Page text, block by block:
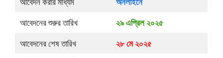
আবেদনের শুরুর তারিখ
২৯ এপ্রিল ২০২৫
আবেদনের শেষ তারিখ
২৮ মে ২০২৫